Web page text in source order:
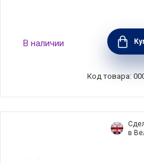
Соусник 9,5х2 см,
серебристым кантом,
MW601-
В наличии
Код товара:
в